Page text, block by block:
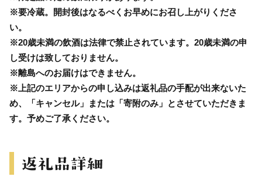
※要冷蔵。開封後はなるべくお早めにお召し上がりくださ
い。
※20歳未満の飲酒は法律で禁止されています。20歳未満の申
し受けは致しておりません。
※離島へのお届けはできません。
※上記のエリアからの申し込みは返礼品の手配が出来ないた
め、「キャンセル」または「寄附のみ」とさせていただきま
す。予めご了承ください。